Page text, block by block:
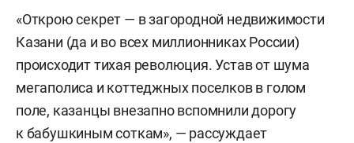
«Открою секрет — в загородной недвижимости
Казани (да и во всех миллионниках России)
происходит тихая революция. Устав от шума
мегаполиса и коттеджных поселков в голом
поле, казанцы внезапно вспомнили дорогу
к бабушкиным соткам», — рассуждает